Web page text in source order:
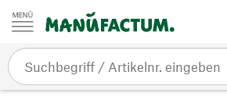
Zum Inhalt springen